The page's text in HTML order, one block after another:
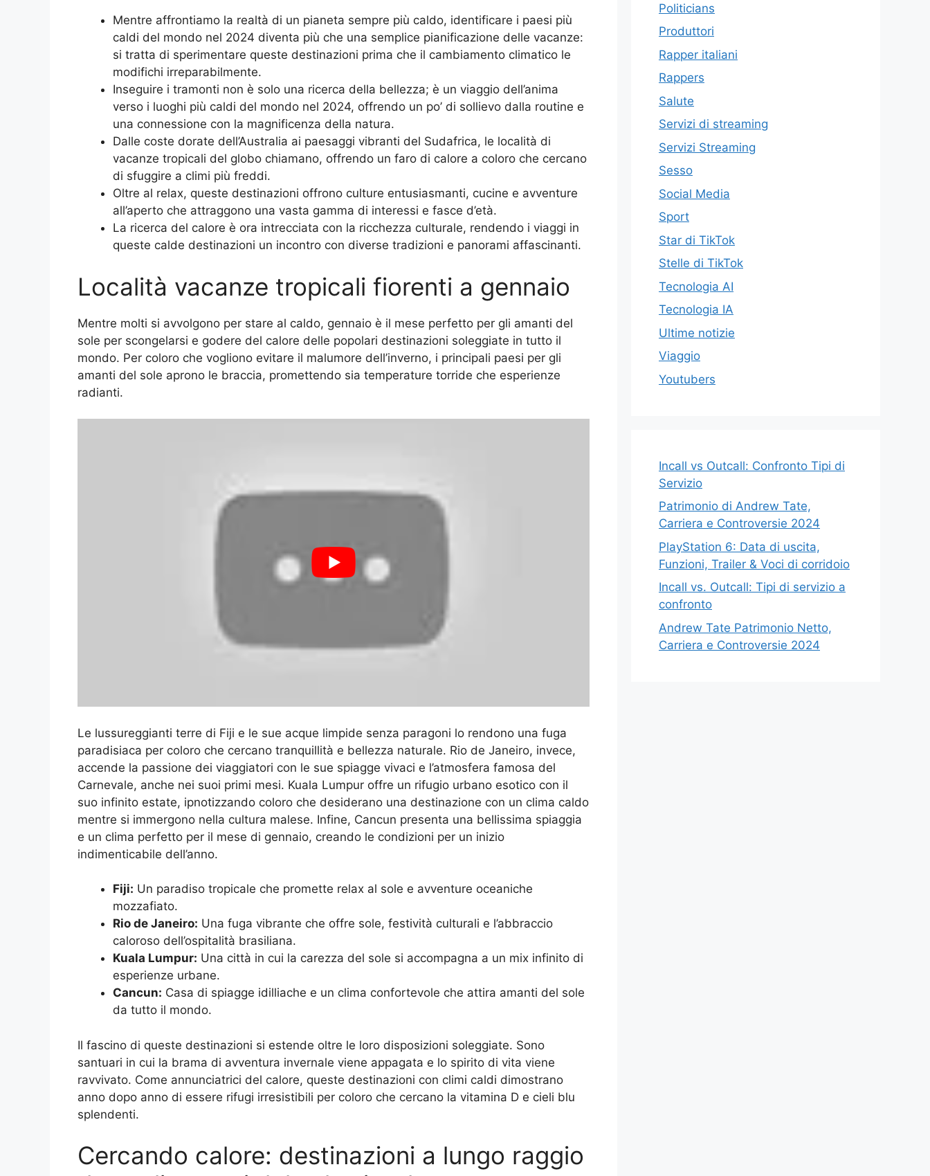
Mentre affrontiamo la realtà di un pianeta sempre più caldo, identificare i paesi più
caldi del mondo nel 2024 diventa più che una semplice pianificazione delle vacanze:
si tratta di sperimentare queste destinazioni prima che il cambiamento climatico le
modifichi irreparabilmente.
Inseguire i tramonti non è solo una ricerca della bellezza; è un viaggio dell’anima
verso i luoghi più caldi del mondo nel 2024, offrendo un po’ di sollievo dalla routine e
una connessione con la magnificenza della natura.
Dalle coste dorate dell’Australia ai paesaggi vibranti del Sudafrica, le località di
vacanze tropicali del globo chiamano, offrendo un faro di calore a coloro che cercano
di sfuggire a climi più freddi.
Oltre al relax, queste destinazioni offrono culture entusiasmanti, cucine e avventure
all’aperto che attraggono una vasta gamma di interessi e fasce d’età.
La ricerca del calore è ora intrecciata con la ricchezza culturale, rendendo i viaggi in
queste calde destinazioni un incontro con diverse tradizioni e panorami affascinanti.
Località vacanze tropicali fiorenti a gennaio
Mentre molti si avvolgono per stare al caldo, gennaio è il mese perfetto per gli amanti del
sole per scongelarsi e godere del calore delle popolari destinazioni soleggiate in tutto il
mondo. Per coloro che vogliono evitare il malumore dell’inverno, i principali paesi per gli
amanti del sole aprono le braccia, promettendo sia temperature torride che esperienze
radianti.
Le lussureggianti terre di Fiji e le sue acque limpide senza paragoni lo rendono una fuga
paradisiaca per coloro che cercano tranquillità e bellezza naturale. Rio de Janeiro, invece,
accende la passione dei viaggiatori con le sue spiagge vivaci e l’atmosfera famosa del
Carnevale, anche nei suoi primi mesi. Kuala Lumpur offre un rifugio urbano esotico con il
suo infinito estate, ipnotizzando coloro che desiderano una destinazione con un clima caldo
mentre si immergono nella cultura malese. Infine, Cancun presenta una bellissima spiaggia
e un clima perfetto per il mese di gennaio, creando le condizioni per un inizio
indimenticabile dell’anno.
Fiji: Un paradiso tropicale che promette relax al sole e avventure oceaniche
mozzafiato.
Rio de Janeiro: Una fuga vibrante che offre sole, festività culturali e l’abbraccio
caloroso dell’ospitalità brasiliana.
Kuala Lumpur: Una città in cui la carezza del sole si accompagna a un mix infinito di
esperienze urbane.
Cancun: Casa di spiagge idilliache e un clima confortevole che attira amanti del sole
da tutto il mondo.
Il fascino di queste destinazioni si estende oltre le loro disposizioni soleggiate. Sono
santuari in cui la brama di avventura invernale viene appagata e lo spirito di vita viene
ravvivato. Come annunciatrici del calore, queste destinazioni con climi caldi dimostrano
anno dopo anno di essere rifugi irresistibili per coloro che cercano la vitamina D e cieli blu
splendenti.
Cercando calore: destinazioni a lungo raggio
Politicians
Produttori
Rapper italiani
Rappers
Salute
Servizi di streaming
Servizi Streaming
Sesso
Social Media
Sport
Star di TikTok
Stelle di TikTok
Tecnologia AI
Tecnologia IA
Ultime notizie
Viaggio
Youtubers
Incall vs Outcall: Confronto Tipi di
Servizio
Patrimonio di Andrew Tate,
Carriera e Controversie 2024
PlayStation 6: Data di uscita,
Funzioni, Trailer & Voci di corridoio
Incall vs. Outcall: Tipi di servizio a
confronto
Andrew Tate Patrimonio Netto,
Carriera e Controversie 2024